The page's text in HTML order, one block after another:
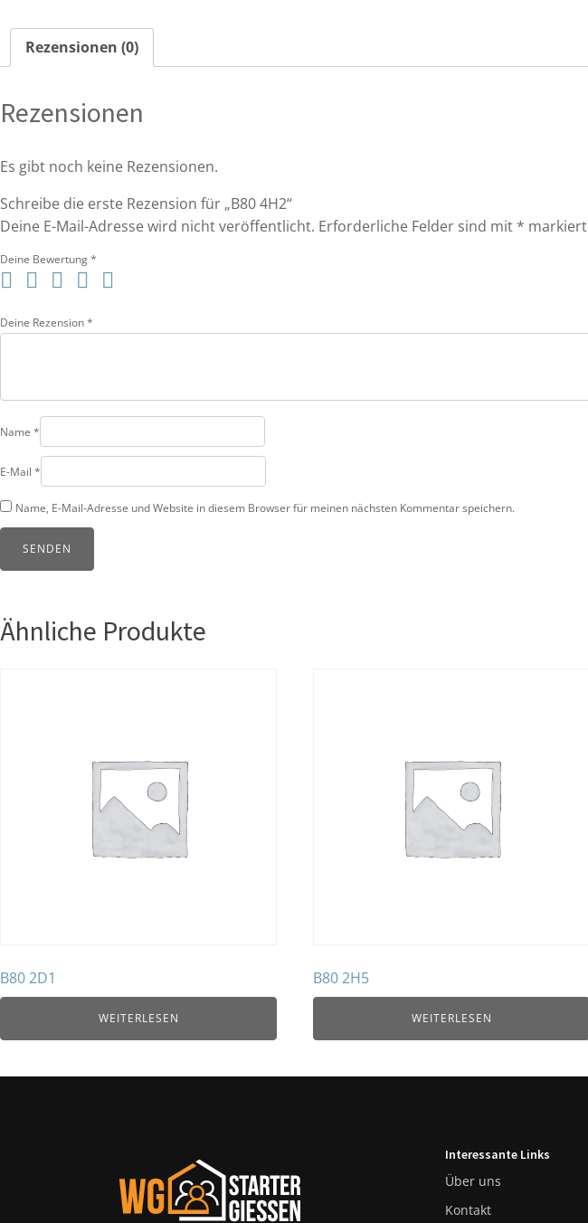
Rezensionen (0)
Rezensionen
Es gibt noch keine Rezensionen.
Schreibe die erste Rezension für „B80 4H2“
Deine E-Mail-Adresse wird nicht veröffentlicht. Erforderliche Felder sind mit * markiert
Deine Bewertung*
Deine Rezension*
Name *
E-Mail *
Name, E-Mail-Adresse und Website in diesem Browser für meinen nächsten Kommentar speichern.
Ähnliche Produkte
B80 2D1
WEITERLESEN
B80 2H5
WEITERLESEN
Interessante Links
Über uns
Kontakt